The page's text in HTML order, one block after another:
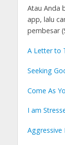
Atau Anda
app, lalu
pembesar
A Letter to
Seeking
Come As
I am
Aggressive